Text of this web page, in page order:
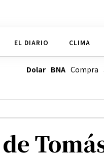
EL DIARIO CLIMA
Dolar BNACompra